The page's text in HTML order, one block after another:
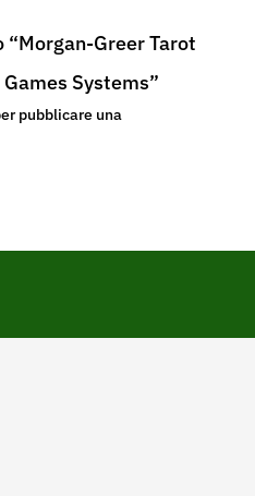
Greer Tarot
Systems”
pubblicare una